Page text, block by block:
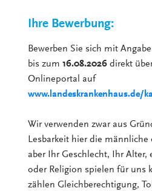
Ihre Bewerbung:
Bewerben Sie sich mit
bis zum 16.08.2026direkt
Onlineportal auf
www.landeskrankenhaus.de/
Wir verwenden zwar aus
Lesbarkeit hier die männliche
aber Ihr Geschlecht, Ihr Alter,
oder Religion spielen für uns
zählen Gleichberechtigung,